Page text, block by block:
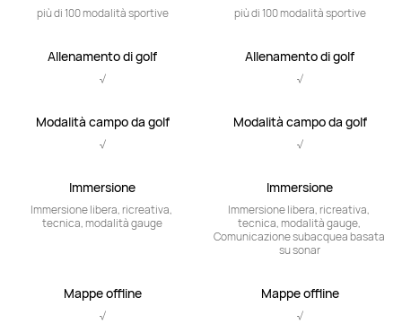
più di 100 modalità sportive
Allenamento di golf
√
Modalità campo da golf
√
Immersione
Immersione libera, ricreativa,
tecnica, modalità gauge
Mappe offline
√
più di 100 modalità sportive
Allenamento di golf
√
Modalità campo da golf
√
Immersione
Immersione libera, ricreativa,
tecnica, modalità gauge,
Comunicazione subacquea basata
su sonar
Mappe offline
√